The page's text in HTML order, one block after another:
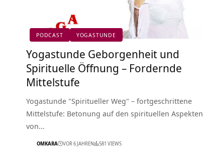
PODCAST YOGASTUNDE
Yogastunde Geborgenheit und
Spirituelle Öffnung – Fordernde
Mittelstufe
Yogastunde "Spiritueller Weg" – fortgeschrittene
Mittelstufe: Betonung auf den spirituellen Aspekten
von…
OMKARA VOR 6 JAHREN 581 VIEWS